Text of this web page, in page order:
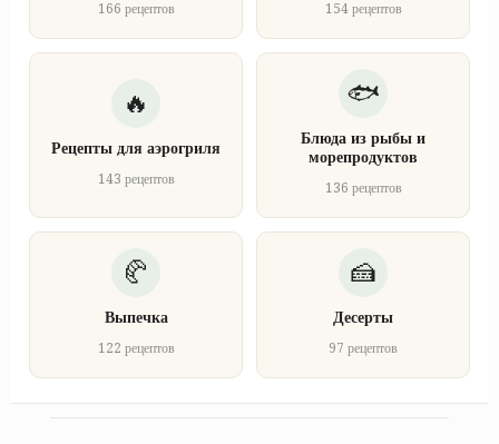
166 рецептов 154 рецептов
Рецепты для аэрогриля
143 рецептов
Блюда из рыбы и
морепродуктов
136 рецептов
Выпечка
122 рецептов
Десерты
97 рецептов